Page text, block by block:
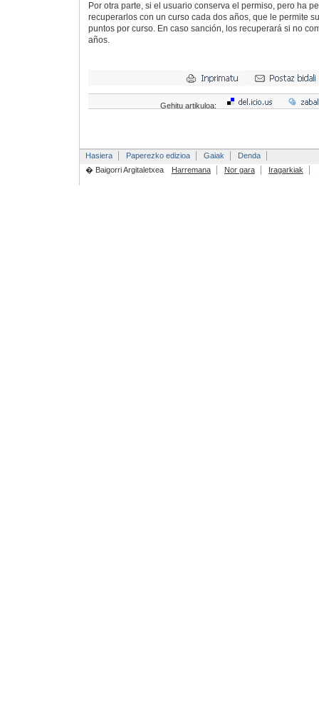
Por otra parte, si el usuario conserva el permiso, pero ha
recuperarlos con un curso cada dos años, que le permite
puntos por curso. En caso sanción, los recuperará si no
años.
Gehitu artikuloa:
Hasiera Paperezko edizioa Gaiak
Denda
� Baigorri Argitaletxea
Harremana Nor gara Iragarkiak